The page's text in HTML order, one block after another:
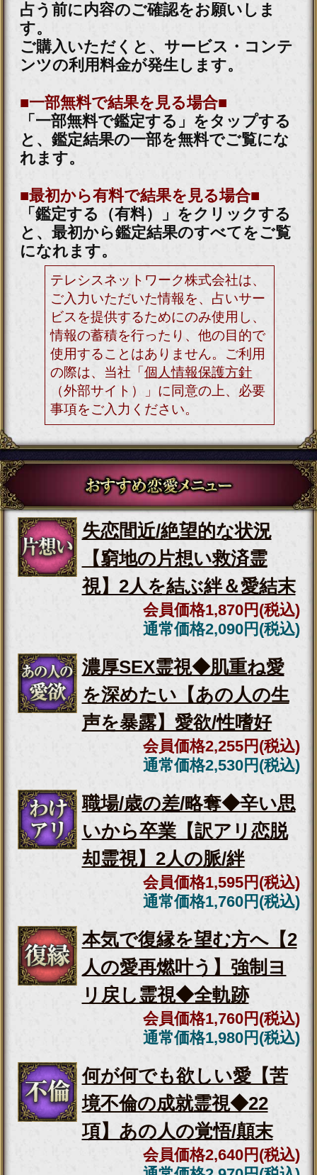
「鑑定する（有料）」をクリックする
と、最初から鑑定結果のすべてをご覧
になれます。
テレシスネットワーク株式会社は、
ご入力いただいた情報を、占いサー
情報の蓄積を行ったり、他の目的で
使用することはありません。ご利用
の際は、当社「個人情報保護方針
（外部サイト）」に同意の上、必要
事項をご入力ください。
恋成就＆両想い確信【想い
に触れて強制成就◆霊視32
項】軌跡/告白日
通常価格3,630円(税込)
容赦ナシ※あの人の本音を
ブチまけ【恋心の暴露霊視
20項】想い/葛藤
会員価格2,530円(税込)
通常価格2,860円(税込)
何が何でも欲しい愛【苦境
不倫の成就霊視◆22項】あ
の人の覚悟/顛末
会員価格2,640円(税込)
通常価格2,970円(税込)